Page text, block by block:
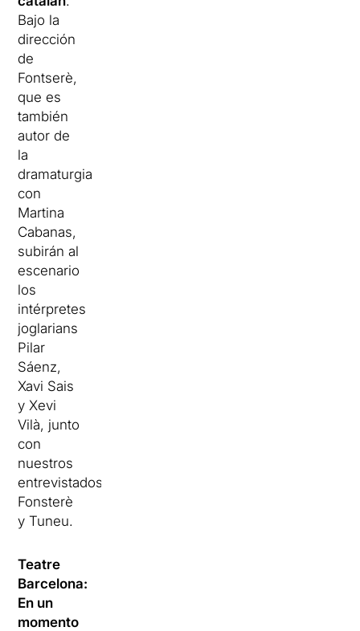
Bajo la
dirección
de
Fontserè,
que es
también
autor de
la
dramaturgia
con
Martina
Cabanas,
subirán al
escenario
los
intérpretes
joglarians
Pilar
Sáenz,
Xavi Sais
y Xevi
Vilà, junto
con
nuestros
entrevistados,
Fonsterè
y Tuneu.
Teatre
Barcelona:
En un
momento